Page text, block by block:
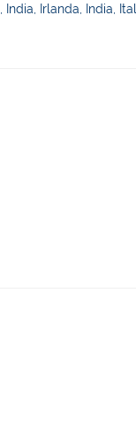
Irlanda, India,